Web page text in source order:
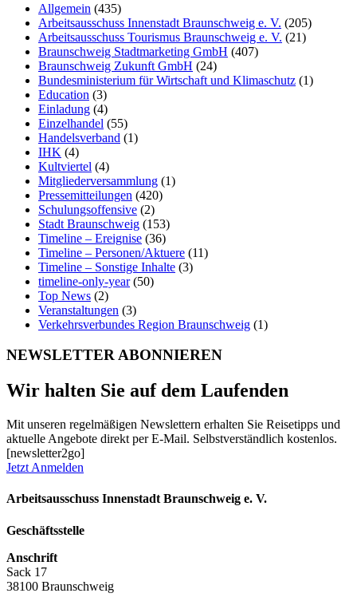
Allgemein (435)
Arbeitsausschuss Innenstadt Braunschweig e. V. (205)
Arbeitsausschuss Tourismus Braunschweig e. V. (21)
Braunschweig Stadtmarketing GmbH (407)
Braunschweig Zukunft GmbH (24)
Bundesministerium für Wirtschaft und Klimaschutz (1)
Education (3)
Einladung (4)
Einzelhandel (55)
Handelsverband (1)
IHK (4)
Kultviertel (4)
Mitgliederversammlung (1)
Pressemitteilungen (420)
Schulungsoffensive (2)
Stadt Braunschweig (153)
Timeline – Ereignise (36)
Timeline – Personen/Aktuere (11)
Timeline – Sonstige Inhalte (3)
timeline-only-year(50)
Top News (2)
Veranstaltungen (3)
Verkehrsverbundes Region Braunschweig (1)
NEWSLETTER ABONNIEREN
Wir halten Sie auf dem Laufenden
Mit unseren regelmäßigen Newslettern erhalten Sie Reisetipps und
aktuelle Angebote direkt per E-Mail. Selbstverständlich kostenlos.
[newsletter2go]
Jetzt Anmelden
Arbeitsausschuss Innenstadt Braunschweig e. V.
Geschäftsstelle
Anschrift
Sack 17
38100 Braunschweig